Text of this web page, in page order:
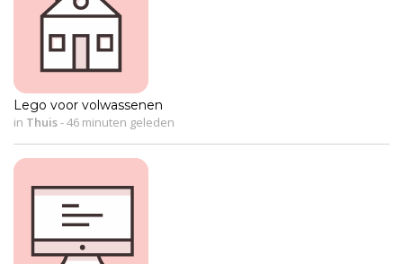
Lego voor volwassenen
in Thuis-46 minuten geleden